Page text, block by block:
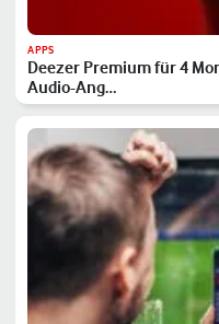
APPS
Deezer Premium für 4
Audio-Ang…